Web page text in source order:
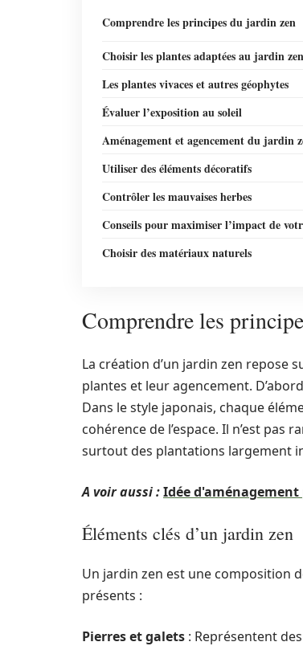
Comprendre les principes du jardin zen
Choisir les plantes adaptées au jardin zen
Les plantes vivaces et autres géophytes
Évaluer l’exposition au soleil
Aménagement et agencement du jardin
Utiliser des éléments décoratifs
Contrôler les mauvaises herbes
Conseils pour maximiser l’impact de
Choisir des matériaux naturels
Comprendre les
La création d’un jardin zen repose
plantes et leur agencement.
Dans le style japonais, chaque
cohérence de l’espace. Il n’est
surtout des plantations largement
A voir aussi :Idée
Éléments clés d’un jardin zen
Un jardin zen est une composition
présents :
Pierres et galets : Représentent